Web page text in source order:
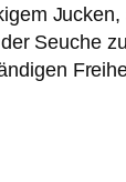
Seuche